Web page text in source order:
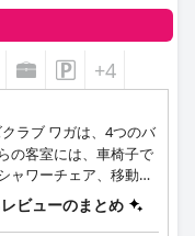
+4
ラブ ワガは、4つのバ
の客室には、車椅子で
ャワーチェア、移動補
が備わっています。バ
全フロアおよび1階で
ビューのまとめ